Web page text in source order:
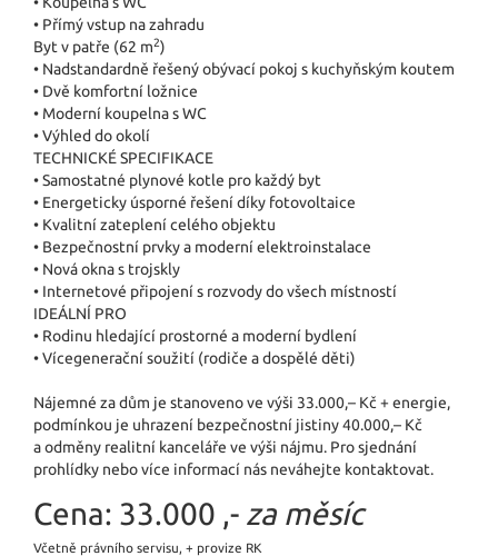
• Přímý vstup na zahradu
Byt v patře (62 m2)
• Nadstandardně řešený obývací pokoj s kuchyňským koutem
• Dvě komfortní ložnice
• Moderní koupelna s WC
• Výhled do okolí
TECHNICKÉ SPECIFIKACE
• Samostatné plynové kotle pro každý byt
• Energeticky úsporné řešení díky fotovoltaice
• Kvalitní zateplení celého objektu
• Bezpečnostní prvky a moderní elektroinstalace
• Nová okna s trojskly
• Internetové připojení s rozvody do všech místností
IDEÁLNÍ PRO
• Rodinu hledající prostorné a moderní bydlení
• Vícegenerační soužití (rodiče a dospělé děti)
Nájemné za dům je stanoveno ve výši 33.000,– Kč + energie,
podmínkou je uhrazení bezpečnostní jistiny 40.000,– Kč
a odměny realitní kanceláře ve výši nájmu. Pro sjednání
prohlídky nebo více informací nás neváhejte kontaktovat.
Cena: 33.000 ,- za měsíc
Včetně právního servisu, + provize RK